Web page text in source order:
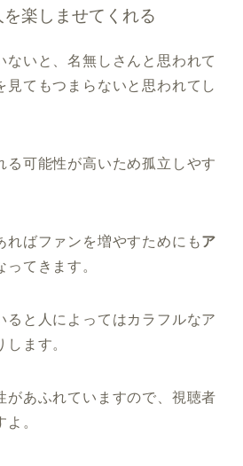
楽しませてくれる
ないと、名無しさんと思われて
見てもつまらないと思われてし
る可能性が高いため孤立しやす
ればファンを増やすためにもア
ってきます。
ると人によってはカラフルなア
ます。
があふれていますので、視聴者
。